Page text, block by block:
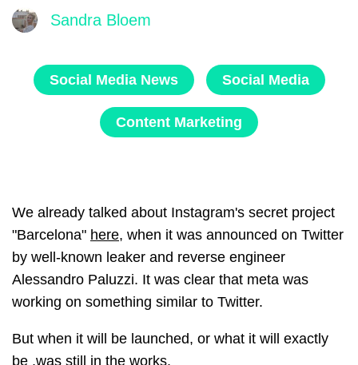
Sandra Bloem
Social Media News Social Media
Content Marketing
We already talked about Instagram's secret project
"Barcelona" here, when it was announced on Twitter
by well-known leaker and reverse engineer
Alessandro Paluzzi. It was clear that meta was
working on something similar to Twitter.
But when it will be launched, or what it will exactly
be ,was still in the works.